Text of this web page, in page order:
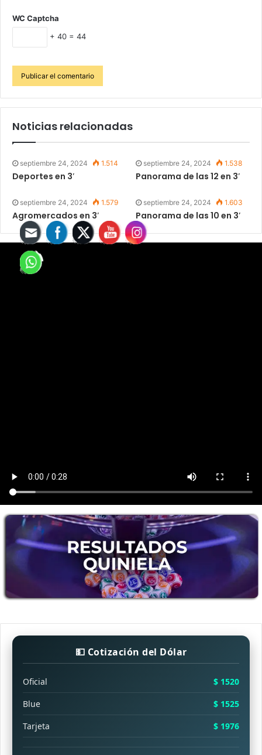
WC Captcha
+ 40 = 44
Noticias relacionadas
septiembre 24, 2024 1.514
Deportes en 3′
septiembre 24, 2024 1.538
Panorama de las 12 en 3′
septiembre 24, 2024 1.579
Agromercados en 3′
septiembre 24, 2024 1.603
Panorama de las 10 en 3′
💵 Cotización del Dólar
Oficial
$ 1520
Blue
$ 1525
Tarjeta
$ 1976